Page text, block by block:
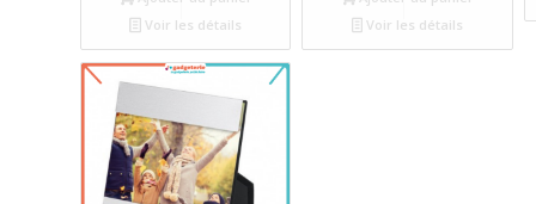
Voir les détails
Voir les détails